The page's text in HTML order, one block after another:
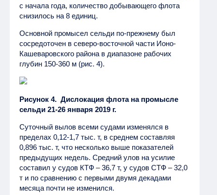
с начала года, количество добывающего флота
снизилось на 8 единиц.
Основной промысел сельди по-прежнему был
сосредоточен в северо-восточной части Ионо-
Кашеваровского района в диапазоне рабочих
глубин 150-360 м (рис. 4).
Рисунок 4. Дислокация флота на промысле
сельди 21-26 января 2019 г.
Суточный вылов всеми судами изменялся в
пределах 0,12-1,7 тыс. т, в среднем составляя
0,896 тыс. т, что несколько выше показателей
предыдущих недель. Средний улов на усилие
составил у судов КТФ – 36,7 т, у судов СТФ – 32,0
т и по сравнению с первыми двумя декадами
месяца почти не изменился.